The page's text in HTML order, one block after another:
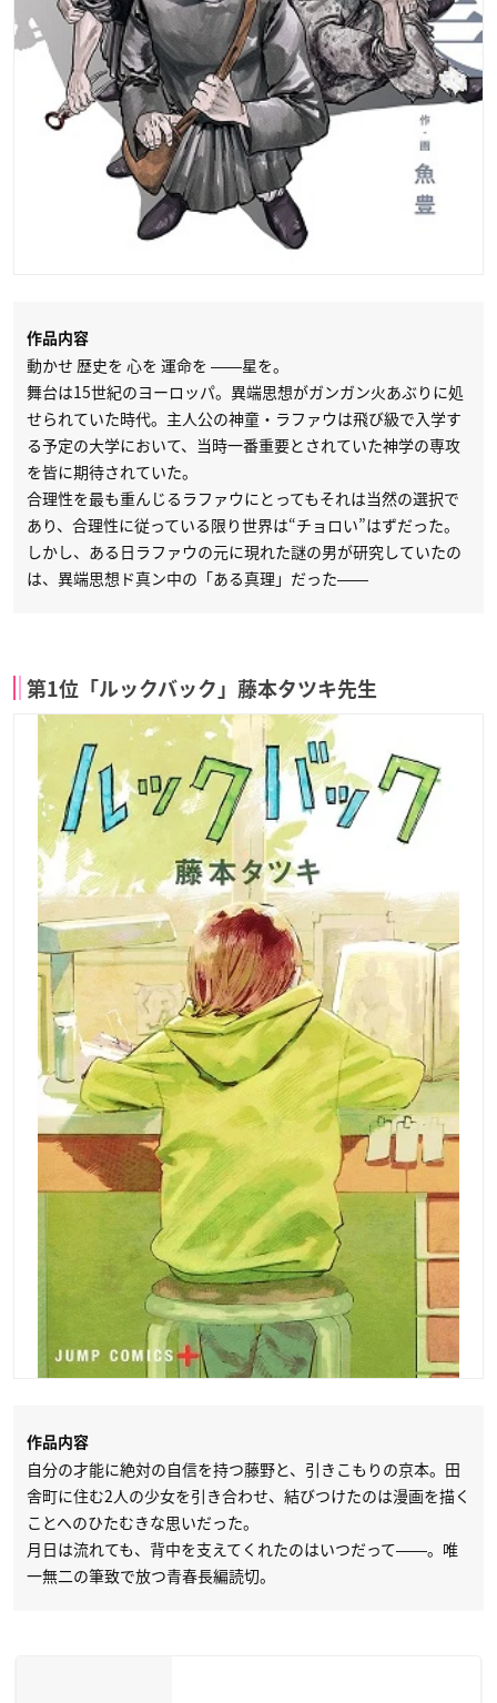
作品内容
動かせ 歴史を 心を 運命を ――星を。
舞台は15世紀のヨーロッパ。異端思想がガンガン火あぶりに処
せられていた時代。主人公の神童・ラファウは飛び級で入学す
る予定の大学において、当時一番重要とされていた神学の専攻
を皆に期待されていた。
合理性を最も重んじるラファウにとってもそれは当然の選択で
あり、合理性に従っている限り世界は“チョロい”はずだった。
しかし、ある日ラファウの元に現れた謎の男が研究していたの
は、異端思想ド真ン中の「ある真理」だった――
第1位「ルックバック」藤本タツキ先生
作品内容
自分の才能に絶対の自信を持つ藤野と、引きこもりの京本。田
舎町に住む2人の少女を引き合わせ、結びつけたのは漫画を描く
ことへのひたむきな思いだった。
月日は流れても、背中を支えてくれたのはいつだって――。唯
一無二の筆致で放つ青春長編読切。